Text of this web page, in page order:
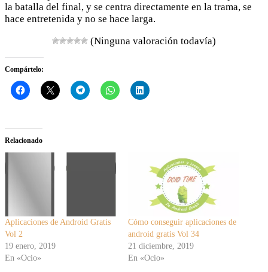
la batalla del final, y se centra directamente en la trama, se
hace entretenida y no se hace larga.
(Ninguna valoración todavía)
Compártelo:
Relacionado
Aplicaciones de Android Gratis
Vol 2
19 enero, 2019
En «Ocio»
Cómo conseguir aplicaciones de
android gratis Vol 34
21 diciembre, 2019
En «Ocio»